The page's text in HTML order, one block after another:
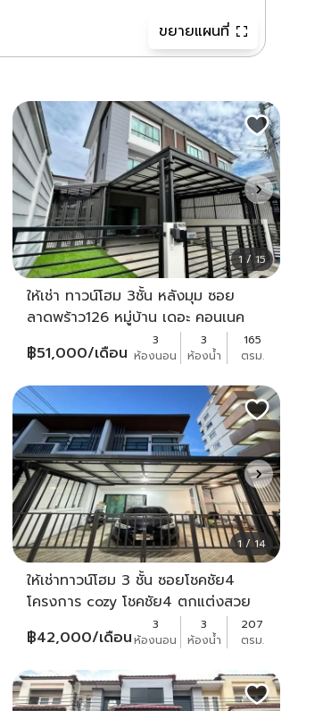
ขยายแผนที่
1 / 15
ให้เช่า ทาวน์โฮม 3ชั้น หลังมุม ซอย
ลาดพร้าว126 หมู่บ้าน เดอะ คอนเนค
อัพ3 ลาดพร้าว ใกล้ โรงเรียนสองภาษา
โรงพยาบาลลาดพร้าว
฿51,000/เดือน
3
ห้องนอน
3
ห้องน้ำ
165
ตรม.
1 / 14
ให้เช่าทาวน์โฮม 3 ชั้น ซอยโชคชัย4
โครงการ cozy โชคชัย4 ตกแต่งสวย
฿42,000/เดือน
3
ห้องนอน
3
ห้องน้ำ
207
ตรม.